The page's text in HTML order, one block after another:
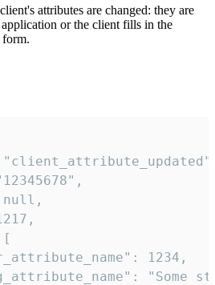
attributes are changed: they are
or the client fills in the
form.
1234,
"Some